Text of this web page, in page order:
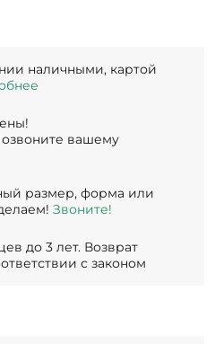
наличными, картой
вашему
размер, форма или
Звоните!
до 3 лет. Возврат
с законом